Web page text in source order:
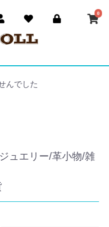
0
んでした
ュエリー/革小物/雑